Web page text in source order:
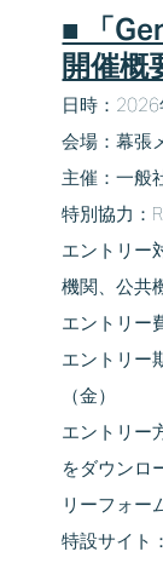
■ 「
開催概
日時：
会場：幕張
主催：一般
特別協力：
エントリー
機関、公共
エントリー
エントリー
（金）
エントリー
をダウンロ
リーフォー
特設サイト：